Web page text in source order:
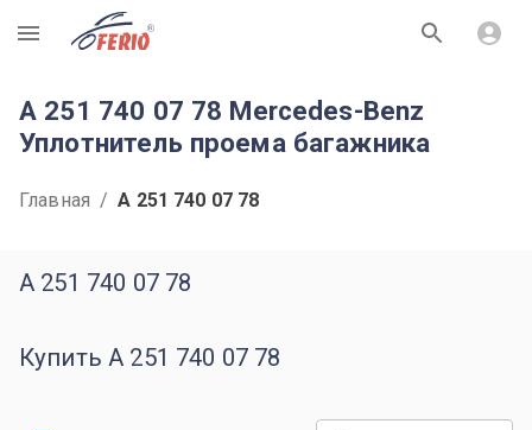
R
A 251 740 07 78 Mercedes-Benz
Уплотнитель проема багажника
Главная / A 251 740 07 78
A 251 740 07 78
Купить A 251 740 07 78